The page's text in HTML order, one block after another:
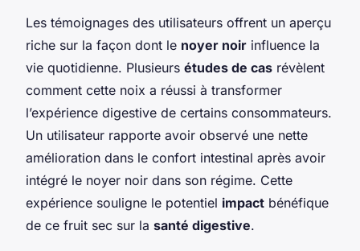
Les témoignages des utilisateurs offrent un aperçu
riche sur la façon dont le noyer noir influence la
vie quotidienne. Plusieurs études de cas révèlent
comment cette noix a réussi à transformer
l’expérience digestive de certains consommateurs.
Un utilisateur rapporte avoir observé une nette
amélioration dans le confort intestinal après avoir
intégré le noyer noir dans son régime. Cette
expérience souligne le potentiel impact bénéfique
de ce fruit sec sur la santé digestive.